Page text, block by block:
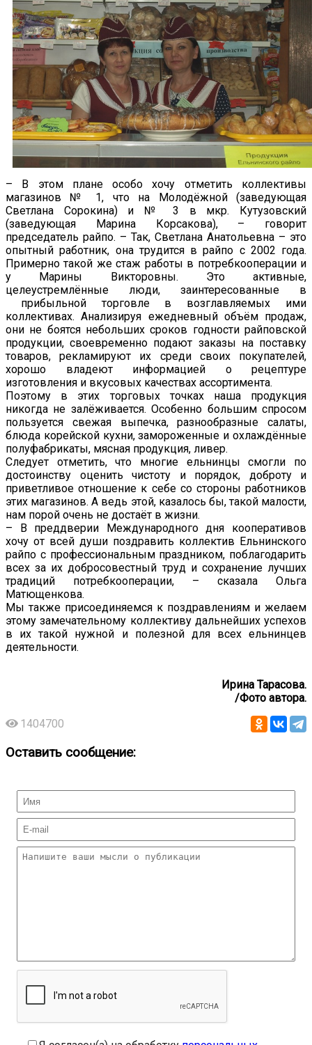
– В этом плане особо хочу отметить коллективы
магазинов № 1, что на Молодёжной (заведующая
Светлана Сорокина) и № 3 в мкр. Кутузовский
(заведующая Марина Корсакова), – говорит
председатель райпо. – Так, Светлана Анатольевна – это
опытный работник, она трудится в райпо с 2002 года.
Примерно такой же стаж работы в потребкооперации и
у Марины Викторовны. Это активные,
целеустремлённые люди, заинтересованные в
прибыльной торговле в возглавляемых ими
коллективах. Анализируя ежедневный объём продаж,
они не боятся небольших сроков годности райповской
продукции, своевременно подают заказы на поставку
товаров, рекламируют их среди своих покупателей,
хорошо владеют информацией о рецептуре
изготовления и вкусовых качествах ассортимента.
Поэтому в этих торговых точках наша продукция
никогда не залёживается. Особенно большим спросом
пользуется свежая выпечка, разнообразные салаты,
блюда корейской кухни, замороженные и охлаждённые
полуфабрикаты, мясная продукция, ливер.
Следует отметить, что многие ельнинцы смогли по
достоинству оценить чистоту и порядок, доброту и
приветливое отношение к себе со стороны работников
этих магазинов. А ведь этой, казалось бы, такой малости,
нам порой очень не достаёт в жизни.
– В преддверии Международного дня кооперативов
хочу от всей души поздравить коллектив Ельнинского
райпо с профессиональным праздником, поблагодарить
всех за их добросовестный труд и сохранение лучших
традиций потребкооперации, – сказала Ольга
Матющенкова.
Мы также присоединяемся к поздравлениям и желаем
этому замечательному коллективу дальнейших успехов
в их такой нужной и полезной для всех ельнинцев
деятельности.
Ирина Тарасова.
/Фото автора.
1404700
Оставить сообщение: